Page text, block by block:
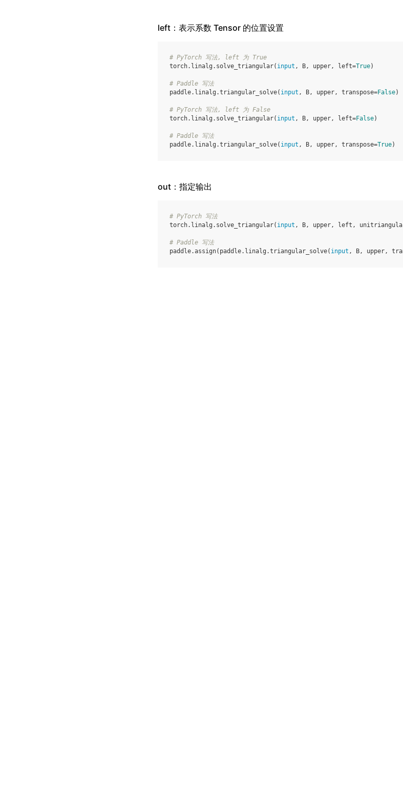
left：表示系数 Tensor 的位置设置
# PyTorch 写法, left 为 True
torch. linalg . solve_triangular( input , B, upper, left=True)
# Paddle 写法
paddle. linalg .triangular_solve( input , B, upper, transpose=False)
# PyTorch 写法, left 为 False
torch. linalg . solve_triangular( input , B, upper, left=False)
# Paddle 写法
paddle. linalg .triangular_solve( input , B, upper, transpose=True)
out：指定输出
# PyTorch 写法
torch. linalg . solve_triangular( input , B, upper, left ,
# Paddle 写法
paddle.assign( paddle. linalg .triangular_solve( input , B, upper,